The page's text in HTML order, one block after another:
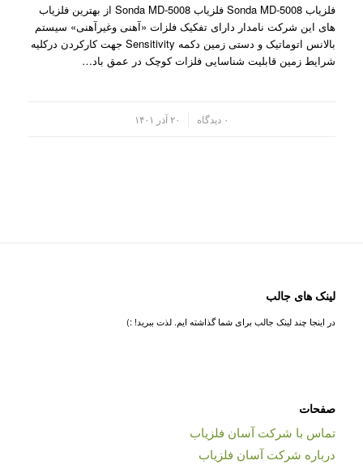
فلزیاب Sonda MD-5008 فلزیاب Sonda MD-5008 از بهترین فلزیاب
های این شرکت نامدار دارای تفکیک فلزات «آهنی وغیرآهنی» سیستم
بالانس اتوماتیک و دستی زمین دکمه Sensitivity جهت کارکردن درکلیه
شرایط زمین قابلیت شناسایی فلزات کوچک در عمق باد…
۰ دیدگاه ۲۰ آذر ۱۴۰۱
لینک های جالب
در اینجا چند لینک جالب برای شما گذاشته ایم. لذت ببرید! :)
صفحات
تماس با شرکت آسان فلزیاب
درباره شرکت آسان فلزیاب